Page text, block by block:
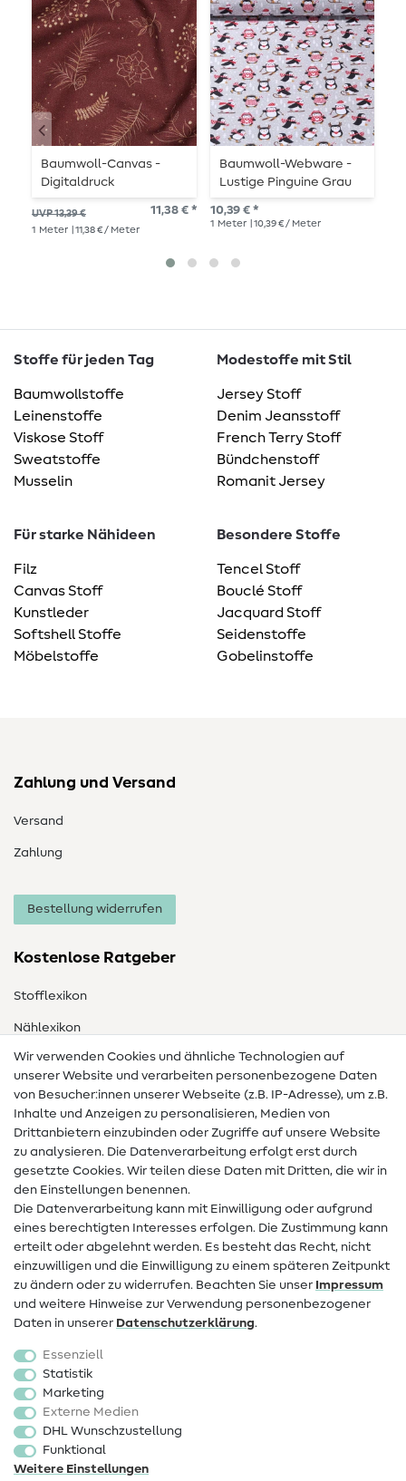
Baumwoll-Canvas -
Digitaldruck
Weihnachtszweige
Bordeaux
UVP 13,39 € 11,38 € *
1 Meter | 11,38 € / Meter
Baumwoll-Webware -
Lustige Pinguine Grau
10,39 € *
1 Meter | 10,39 € / Meter
Stoffe für jeden Tag
Baumwollstoffe
Leinenstoffe
Viskose Stoff
Sweatstoffe
Musselin
Modestoffe mit Stil
Jersey Stoff
Denim Jeansstoff
French Terry Stoff
Bündchenstoff
Romanit Jersey
Für starke Nähideen
Filz
Canvas Stoff
Kunstleder
Softshell Stoffe
Möbelstoffe
Besondere Stoffe
Tencel Stoff
Bouclé Stoff
Jacquard Stoff
Seidenstoffe
Gobelinstoffe
Zahlung und Versand
Versand
Zahlung
Bestellung widerrufen
Kostenlose Ratgeber
Stofflexikon
Nählexikon
Nähanleitungen
Hilfe & Kontakt
Kontakt
Infos zum Betreiberwechsel
Widerrufsrecht
Beliebt
Stoffe
Sale
Schnittmuster
Wir verwenden Cookies und ähnliche Technologien auf
unserer Website und verarbeiten personenbezogene Daten
von Besucher:innen unserer Webseite (z.B. IP-Adresse), um z.B.
Inhalte und Anzeigen zu personalisieren, Medien von
Drittanbietern einzubinden oder Zugriffe auf unsere Website
zu analysieren. Die Datenverarbeitung erfolgt erst durch
gesetzte Cookies. Wir teilen diese Daten mit Dritten, die wir in
den Einstellungen benennen.
Die Datenverarbeitung kann mit Einwilligung oder aufgrund
eines berechtigten Interesses erfolgen. Die Zustimmung kann
erteilt oder abgelehnt werden. Es besteht das Recht, nicht
einzuwilligen und die Einwilligung zu einem späteren Zeitpunkt
zu ändern oder zu widerrufen. Beachten Sie unser Impressum
und weitere Hinweise zur Verwendung personenbezogener
Daten in unserer Daten­schutz­erklärung.
Essenziell
Statistik
Marketing
Externe Medien
DHL Wunschzustellung
Funktional
Weitere Einstellungen